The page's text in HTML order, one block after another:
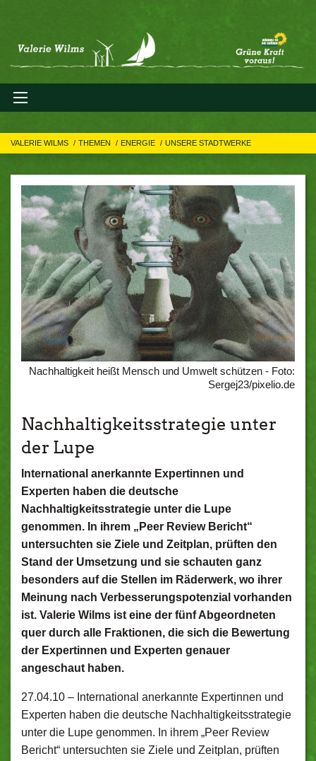
VALERIE WILMS THEMEN ENERGIE UNSERE STADTWERKE
Nachhaltigkeit heißt Mensch und Umwelt schützen - Foto:
Sergej23/pixelio.de
Nachhaltigkeitsstrategie unter
der Lupe
International anerkannte Expertinnen und
Experten haben die deutsche
Nachhaltigkeitsstrategie unter die Lupe
genommen. In ihrem „Peer Review Bericht“
untersuchten sie Ziele und Zeitplan, prüften den
Stand der Umsetzung und sie schauten ganz
besonders auf die Stellen im Räderwerk, wo ihrer
Meinung nach Verbesserungspotenzial vorhanden
ist. Valerie Wilms ist eine der fünf Abgeordneten
quer durch alle Fraktionen, die sich die Bewertung
der Expertinnen und Experten genauer
angeschaut haben.
27.04.10 – International anerkannte Expertinnen und
Experten haben die deutsche Nachhaltigkeitsstrategie
unter die Lupe genommen. In ihrem „Peer Review
Bericht“ untersuchten sie Ziele und Zeitplan, prüften